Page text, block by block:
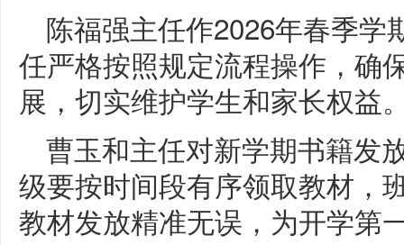
陈福强主任作2026年春季学
任严格按照规定流程操作，确
展，切实维护学生和家长权益
曹玉和主任对新学期书籍发
级要按时间段有序领取教材，
教材发放精准无误，为开学第